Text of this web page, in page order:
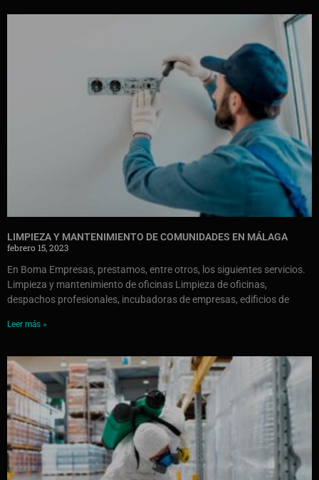
LIMPIEZA Y MANTENIMIENTO DE COMUNIDADES EN MÁLAGA
febrero 15, 2023
En Boma Empresas, prestamos, entre otros, los siguientes servicios.
Limpieza y mantenimiento de oficinas Limpieza de oficinas,
despachos profesionales, incubadoras de empresas, edificios de
Leer más »